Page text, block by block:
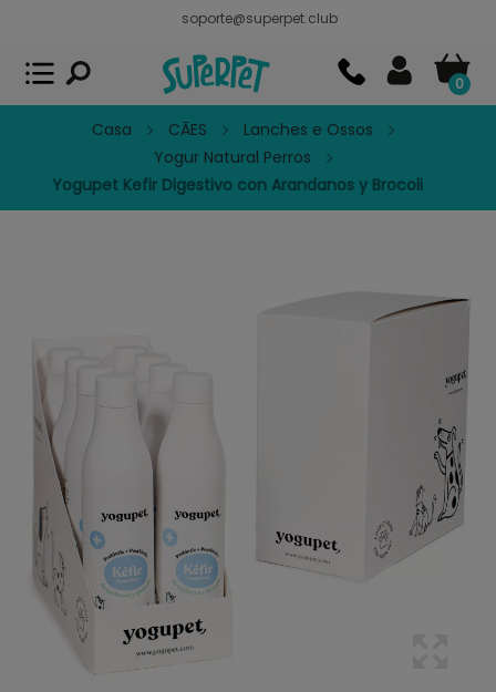
soporte@superpet.club
0
Casa CÃES
Lanches e Ossos
Yogur Natural Perros
Yogupet Kefir Digestivo con Arandanos y Brocoli
Superpet, comida para mascotas
APP GRATIS - En Google Play